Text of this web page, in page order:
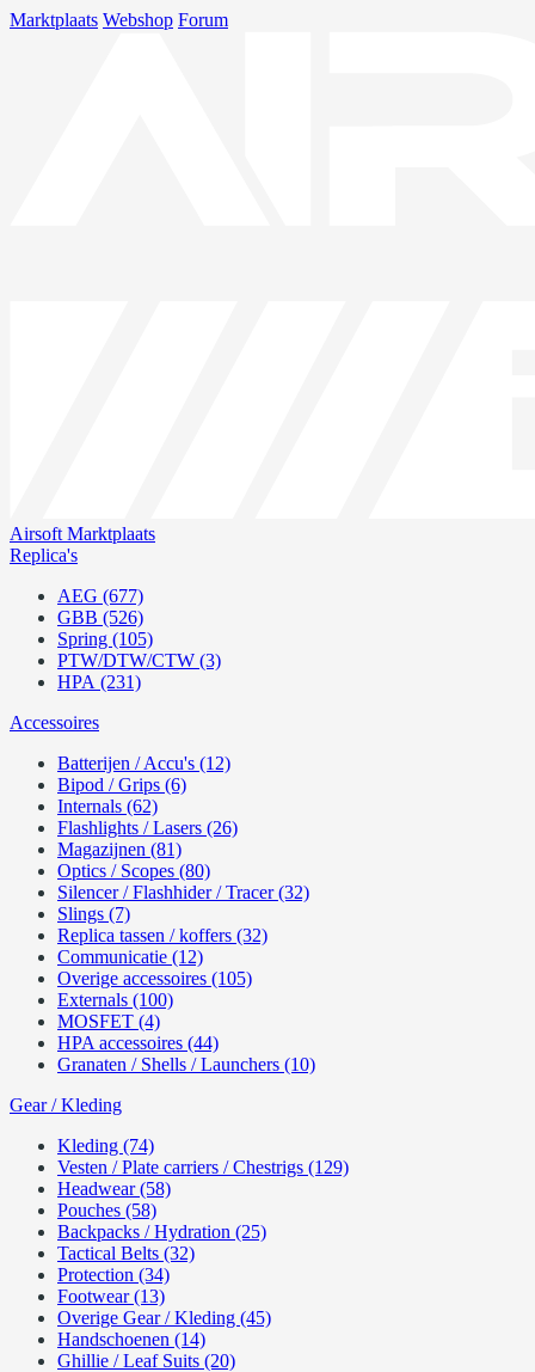
Marktplaats Webshop Forum
Airsoft Marktplaats
Replica's
AEG (677)
GBB (526)
Spring (105)
PTW/DTW/CTW (3)
HPA (231)
Accessoires
Batterijen / Accu's (12)
Bipod / Grips (6)
Internals (62)
Flashlights / Lasers (26)
Magazijnen (81)
Optics / Scopes (80)
Silencer / Flashhider / Tracer (32)
Slings (7)
Replica tassen / koffers (32)
Communicatie (12)
Overige accessoires (105)
Externals (100)
MOSFET (4)
HPA accessoires (44)
Granaten / Shells / Launchers (10)
Gear / Kleding
Kleding (74)
Vesten / Plate carriers / Chestrigs (129)
Headwear (58)
Pouches (58)
Backpacks / Hydration (25)
Tactical Belts (32)
Protection (34)
Footwear (13)
Overige Gear / Kleding (45)
Handschoenen (14)
Ghillie / Leaf Suits (20)